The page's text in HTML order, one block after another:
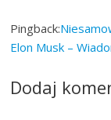
Pingback:
Elon Musk –
Dodaj